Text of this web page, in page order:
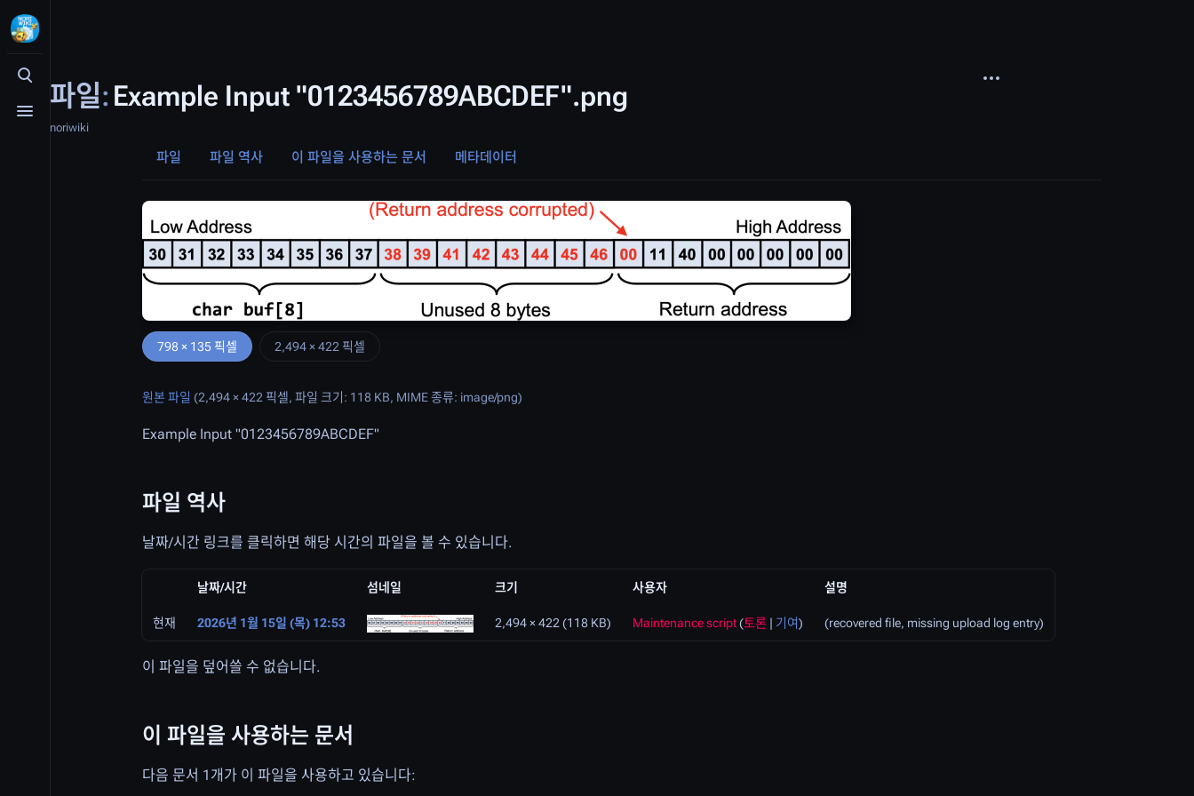
검색 여닫기
메뉴 여닫기
파일: Example Input "0123456789ABCDEF".png
noriwiki
다른 명령
파일 파일 역사 이 파일을 사용하는 문서 메타데이터
798 × 135 픽셀 2,494 × 422 픽셀
원본 파일 (2,494 × 422 픽셀, 파일 크기: 118 KB, MIME 종류: image/png)
Example Input "0123456789ABCDEF"
파일 역사
날짜/시간 링크를 클릭하면 해당 시간의 파일을 볼 수 있습니다.
날짜/시간 섬네일 크기 사용자 설명
현재 2026년 1월 15일 (목) 12:53 2,494 × 422 (118 KB) Maintenance script(토론 | 기여) (recovered file, missing upload log entry)
이 파일을 덮어쓸 수 없습니다.
이 파일을 사용하는 문서
다음 문서 1개가 이 파일을 사용하고 있습니다: